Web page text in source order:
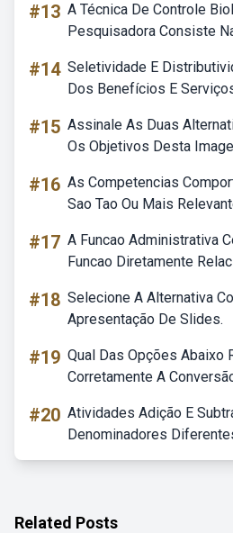
#13 A Técnica De Controle
Pesquisadora Consiste
#14 Seletividade E
Dos Benefícios E
#15 Assinale As Duas
Os Objetivos Desta
#16 As Competencias
Sao Tao Ou Mais
#17 A Funcao Administrativa
Funcao Diretamente
#18 Selecione A Alternativa
Apresentação De Slides.
#19 Qual Das Opções Abaixo
Corretamente A
#20 Atividades Adição E
Denominadores
Related Posts